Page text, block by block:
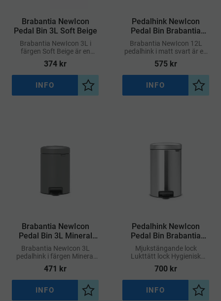
Brabantia NewIcon
Pedal Bin 3L Soft Beige
Brabantia NewIcon 3L i
färgen Soft Beige är en
elegant och diskret
pedalhink som passar
perfekt i mindre utrymmen
som badrum, toalett eller
374 kr
Lägg till i önskelista
INFO
​Pedalhink NewIcon
Pedal Bin Brabantia
Matt Svart 12L
Brabantia NewIcon 12L
pedalhink i matt svart är en
elegant och funktionell
lösning för avfallshantering i
både hem och kontor
575 kr
Lägg
INFO
Brabantia NewIcon
Pedal Bin 3L Mineral
Concrete Grey
Brabantia NewIcon 3L
pedalhink i färgen Mineral
Concrete Grey kombinerar
en modern betonginspirerad
look med praktiska
funktioner
471 kr
Lägg till i önskelista
INFO
​Pedalhink NewIcon
Pedal Bin Brabantia
Matt Stål 12L
Mjukstängande lock
Lukttätt lock Hygienisk
pedalöppning
700 kr
Lägg
INFO